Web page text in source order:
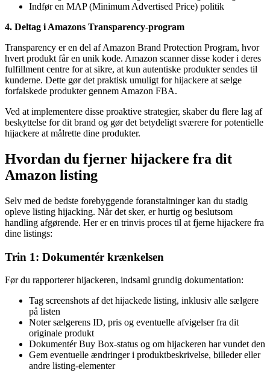
Indfør en MAP (Minimum Advertised Price) politik
4. Deltag i Amazons Transparency-program
Transparency er en del af Amazon Brand Protection Program, hvor
hvert produkt får en unik kode. Amazon scanner disse koder i deres
fulfillment centre for at sikre, at kun autentiske produkter sendes til
kunderne. Dette gør det praktisk umuligt for hijackere at sælge
forfalskede produkter gennem Amazon FBA.
Ved at implementere disse proaktive strategier, skaber du flere lag af
beskyttelse for dit brand og gør det betydeligt sværere for potentielle
hijackere at målrette dine produkter.
Hvordan du fjerner hijackere fra dit
Amazon listing
Selv med de bedste forebyggende foranstaltninger kan du stadig
opleve listing hijacking. Når det sker, er hurtig og beslutsom
handling afgørende. Her er en trinvis proces til at fjerne hijackere fra
dine listings:
Trin 1: Dokumentér krænkelsen
Før du rapporterer hijackeren, indsaml grundig dokumentation:
Tag screenshots af det hijackede listing, inklusiv alle sælgere
på listen
Noter sælgerens ID, pris og eventuelle afvigelser fra dit
originale produkt
Dokumentér Buy Box-status og om hijackeren har vundet den
Gem eventuelle ændringer i produktbeskrivelse, billeder eller
andre listing-elementer